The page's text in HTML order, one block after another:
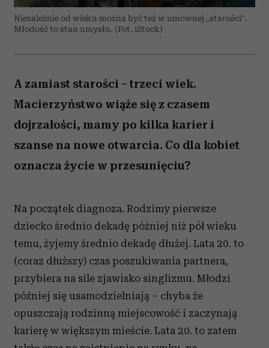
Niezależnie od wieku można być też w umownej „starości”.
Młodość to stan umysłu. (Fot. iStock)
A zamiast starości – trzeci wiek.
Macierzyństwo wiąże się z czasem
dojrzałości, mamy po kilka karier i
szanse na nowe otwarcia. Co dla kobiet
oznacza życie w przesunięciu?
Na początek diagnoza. Rodzimy pierwsze
dziecko średnio dekadę później niż pół wieku
temu, żyjemy średnio dekadę dłużej. Lata 20. to
(coraz dłuższy) czas poszukiwania partnera,
przybiera na sile zjawisko singlizmu. Młodzi
później się usamodzielniają – chyba że
opuszczają rodzinną miejscowość i zaczynają
karierę w większym mieście. Lata 20. to zatem